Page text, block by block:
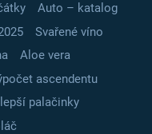
Auto – katalog
Svařené víno
Aloe vera
ascendentu
palačinky